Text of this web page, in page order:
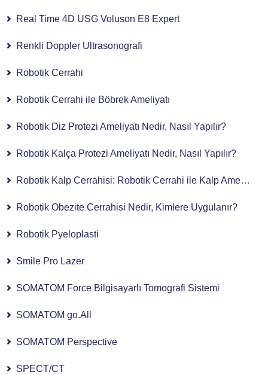
Real Time 4D USG Voluson E8 Expert
Renkli Doppler Ultrasonografi
Robotik Cerrahi
Robotik Cerrahi ile Böbrek Ameliyatı
Robotik Diz Protezi Ameliyatı Nedir, Nasıl Yapılır?
Robotik Kalça Protezi Ameliyatı Nedir, Nasıl Yapılır?
Robotik Kalp Cerrahisi: Robotik Cerrahi ile Kalp Ameliyatı
Robotik Obezite Cerrahisi Nedir, Kimlere Uygulanır?
Robotik Pyeloplasti
Smile Pro Lazer
SOMATOM Force Bilgisayarlı Tomografi Sistemi
SOMATOM go.All
SOMATOM Perspective
SPECT/CT